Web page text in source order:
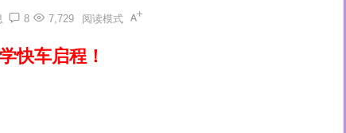
8 7,729 阅读模式
快车启程！